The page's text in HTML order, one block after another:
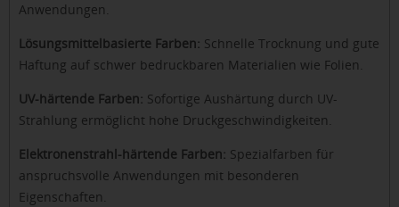
Anwendungen.
Lösungsmittelbasierte Farben: Schnelle Trocknung und gute
Haftung auf schwer bedruckbaren Materialien wie Folien.
UV-härtende Farben: Sofortige Aushärtung durch UV-
Strahlung ermöglicht hohe Druckgeschwindigkeiten.
Elektronenstrahl-härtende Farben: Spezialfarben für
anspruchsvolle Anwendungen mit besonderen
Eigenschaften.